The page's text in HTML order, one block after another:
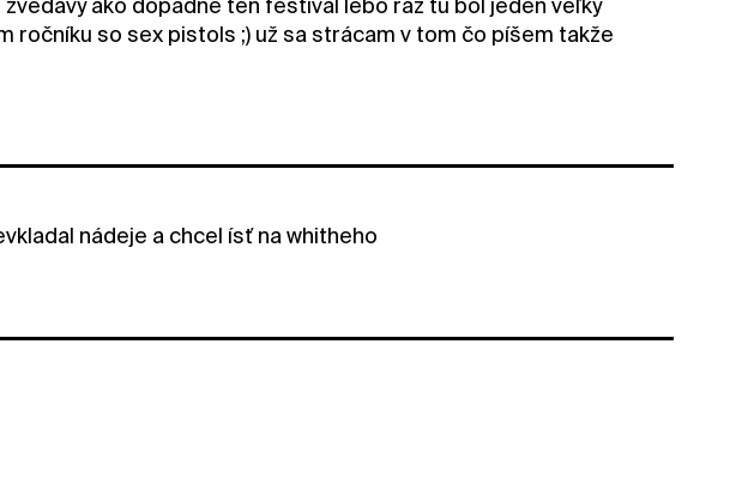
ako dopadne ten festival lebo raz tu bol jeden veľký
ročníku so sex pistols ;) už sa strácam v tom čo píšem takže
nádeje a chcel ísť na whitheho